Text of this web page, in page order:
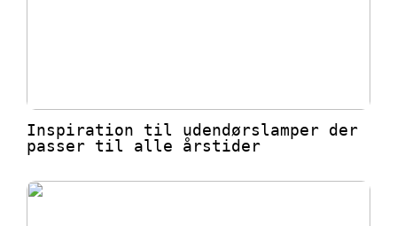
Inspiration til udendørslamper der
passer til alle årstider